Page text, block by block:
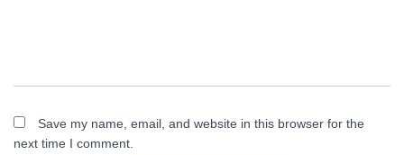
Save my name, email, and website in this browser for the
next time I comment.